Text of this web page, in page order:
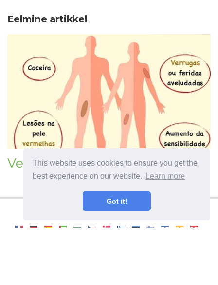
This website uses cookies to ensure you get the
best experience on our website.
Learn more
Got it!
Eelmine artikkel
Verrukoosse nevuse ravi